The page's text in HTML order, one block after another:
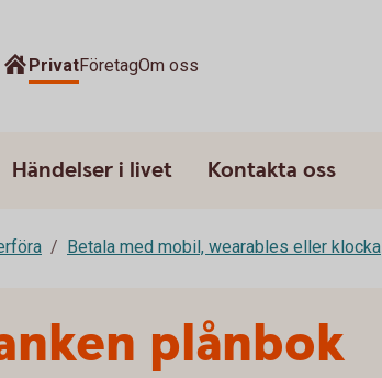
PrivatFöretagOm oss
Händelser i livet Kontakta oss
Betala med mobil, wearables eller klocka
plånbok